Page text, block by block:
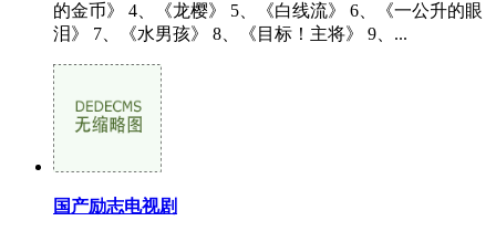
的金币》 4、《龙樱》 5、《白线流》 6、《一公升的眼
泪》 7、《水男孩》 8、《目标！主将》 9、...
国产励志电视剧